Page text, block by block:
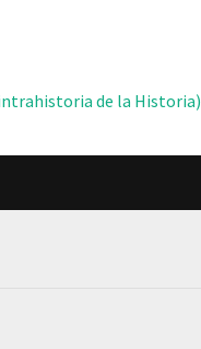
de la Historia)